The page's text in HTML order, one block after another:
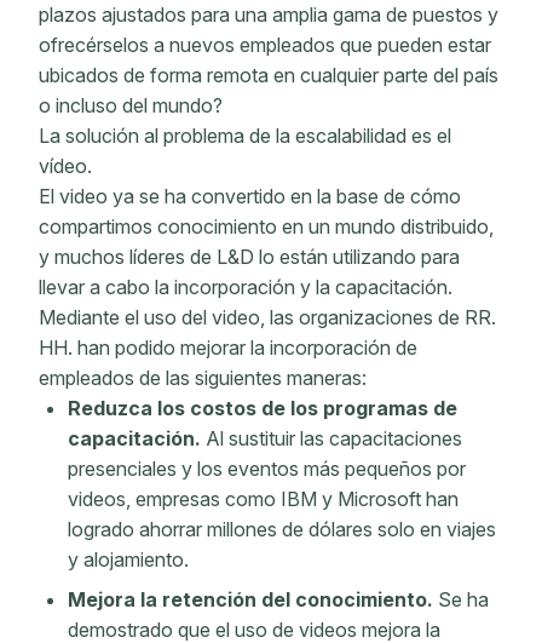
plazos ajustados para una amplia gama de puestos y
ofrecérselos a nuevos empleados que pueden estar
ubicados de forma remota en cualquier parte del país
o incluso del mundo?
La solución al problema de la escalabilidad es el
vídeo.
El video ya se ha convertido en la base de cómo
compartimos conocimiento en un mundo distribuido,
y muchos líderes de L&D lo están utilizando para
llevar a cabo la incorporación y la capacitación.
Mediante el uso del video, las organizaciones de RR.
HH. han podido mejorar la incorporación de
empleados de las siguientes maneras:
Reduzca los costos de los programas de
capacitación. Al sustituir las capacitaciones
presenciales y los eventos más pequeños por
videos, empresas como IBM y Microsoft han
logrado ahorrar millones de dólares solo en viajes
y alojamiento.
Mejora la retención del conocimiento. Se ha
demostrado que el uso de videos mejora la